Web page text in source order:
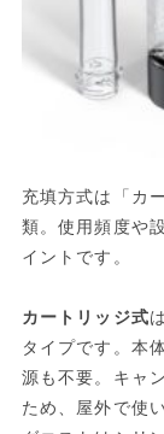
充填方式は「カ
類。使用頻度や
イントです。
カートリッジ式
タイプです。本
源も不要。キャ
ため、屋外で使